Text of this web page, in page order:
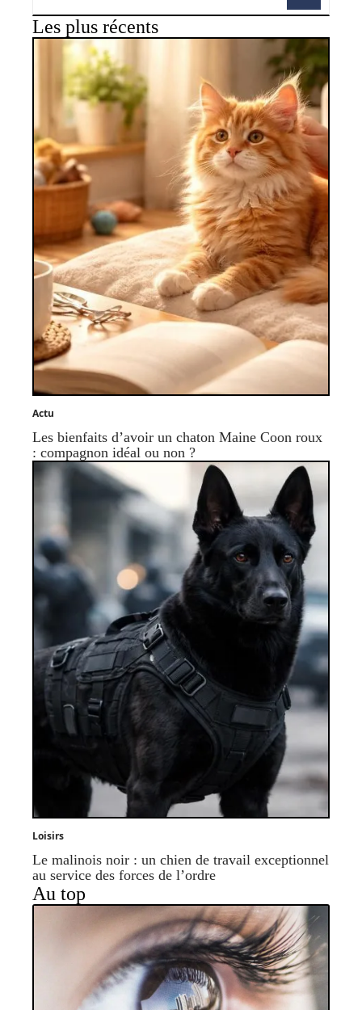
Les plus récents
Actu
Les bienfaits d’avoir un chaton Maine Coon roux
: compagnon idéal ou non ?
Loisirs
Le malinois noir : un chien de travail exceptionnel
au service des forces de l’ordre
Au top